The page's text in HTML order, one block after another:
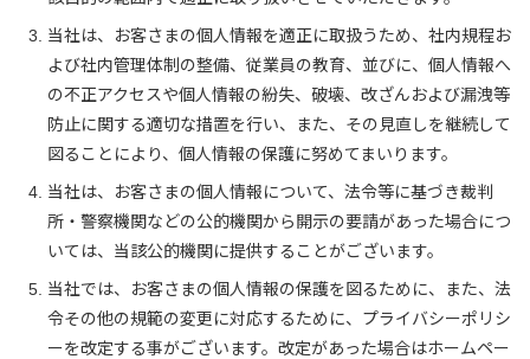
当社は、お客さまの個人情報を適正に取扱うため、社内規程お
よび社内管理体制の整備、従業員の教育、並びに、個人情報へ
の不正アクセスや個人情報の紛失、破壊、改ざんおよび漏洩等
防止に関する適切な措置を行い、また、その見直しを継続して
図ることにより、個人情報の保護に努めてまいります。
当社は、お客さまの個人情報について、法令等に基づき裁判
所・警察機関などの公的機関から開示の要請があった場合につ
いては、当該公的機関に提供することがございます。
当社では、お客さまの個人情報の保護を図るために、また、法
令その他の規範の変更に対応するために、プライバシーポリシ
ーを改定する事がございます。改定があった場合はホームペー